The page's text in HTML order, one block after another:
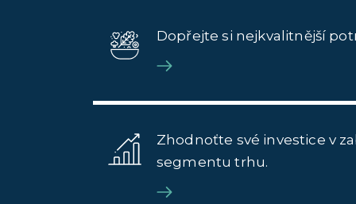
Dopřejte si nejkvalitnější
Zhodnoťte své investice v
segmentu trhu.